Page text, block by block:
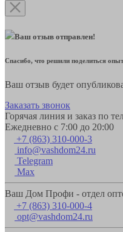
Ваш отзыв отправлен!
Спасибо, что решили поделиться
Ваш отзыв будет
Заказать звонок
Горячая линия и заказ по
Ежедневно с 7:00 до 20:00
+7 (863) 310-000-3
info@vashdom24.ru
Telegram
Max
Ваш Дом Профи - отдел
+7 (863) 310-000-4
opt@vashdom24.ru